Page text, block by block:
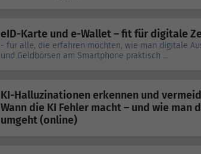
eID-Karte und e-Wallet – fit für digitale
- für alle, die erfahren möchten, wie man digitale
und Geldbörsen am Smartphone praktisch ...
KI-Halluzinationen erkennen und
Wann die KI Fehler macht – und wie man
umgeht (online)